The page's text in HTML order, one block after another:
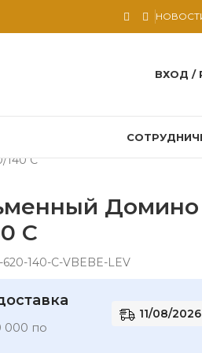
ВХОД /
140 C
Домино
C
620-140-C-VBEBE-LEV
000 по
11/08/